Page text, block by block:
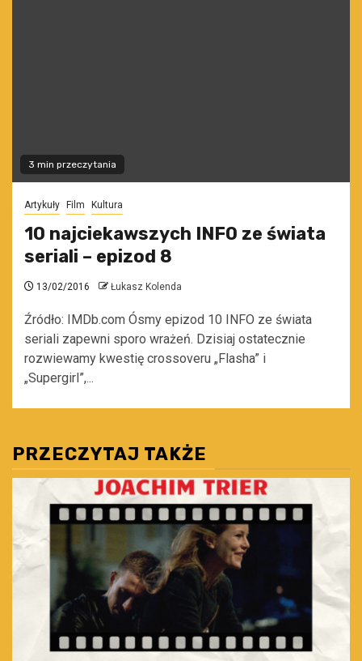
3 min przeczytania
Artykuły Film Kultura
10 najciekawszych INFO ze świata
seriali – epizod 8
13/02/2016 Łukasz Kolenda
Źródło: IMDb.com Ósmy epizod 10 INFO ze świata
seriali zapewni sporo wrażeń. Dzisiaj ostatecznie
rozwiewamy kwestię crossoveru „Flasha” i
„Supergirl”,...
PRZECZYTAJ TAKŻE